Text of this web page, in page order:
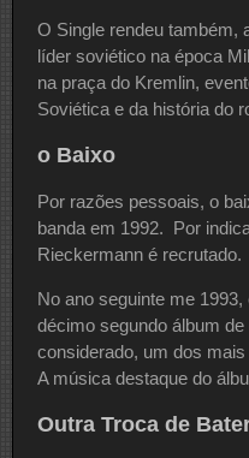
O Single rendeu também,
líder soviético na época
na praça do Kremlin,
Soviética e da história do
o Baixo
Por razões pessoais, o
banda em 1992. Por
Rieckermann é recrutado.
No ano seguinte me
décimo segundo álbum
considerado, um dos
A música destaque do
Outra Troca de